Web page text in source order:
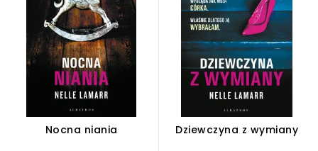
Nocna niania Dziewczyna z wymiany